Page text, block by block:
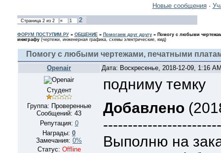
Новые сообщения·
Страница 2из 2 « 1 2
ФОРУМ ПОСТУПИМ.РУ» ОБЩЕНИЕ» Помогаем друг другу» Помогу с любыми
инжграфу (чертежи, инженерная графика, схемы электрические, кмд)
Помогу с любыми чертежами, печатными
Openair Дата: Воскресенье, 2018-12-09, 1:16
Студент
Группа: Проверенные
Сообщений: 43
Репутация: 0
Награды: 0
Замечания: 0%
Статус: Offline
подниму темку
Добавлено
Выполню на